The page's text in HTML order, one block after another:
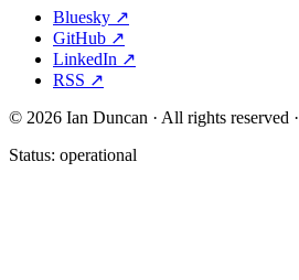
Bluesky ↗
GitHub ↗
LinkedIn ↗
RSS ↗
© 2026 Ian Duncan · All rights reserved ·
Status: operational